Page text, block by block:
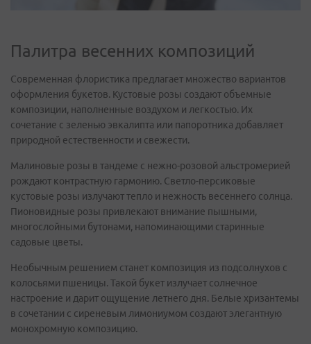
Палитра весенних композиций
Современная флористика предлагает множество вариантов
оформления букетов. Кустовые розы создают объемные
композиции, наполненные воздухом и легкостью. Их
сочетание с зеленью эвкалипта или папоротника добавляет
природной естественности и свежести.
Малиновые розы в тандеме с нежно-розовой альстромерией
рождают контрастную гармонию. Светло-персиковые
кустовые розы излучают тепло и нежность весеннего солнца.
Пионовидные розы привлекают внимание пышными,
многослойными бутонами, напоминающими старинные
садовые цветы.
Необычным решением станет композиция из подсолнухов с
колосьями пшеницы. Такой букет излучает солнечное
настроение и дарит ощущение летнего дня. Белые хризантемы
в сочетании с сиреневым лимониумом создают элегантную
монохромную композицию.